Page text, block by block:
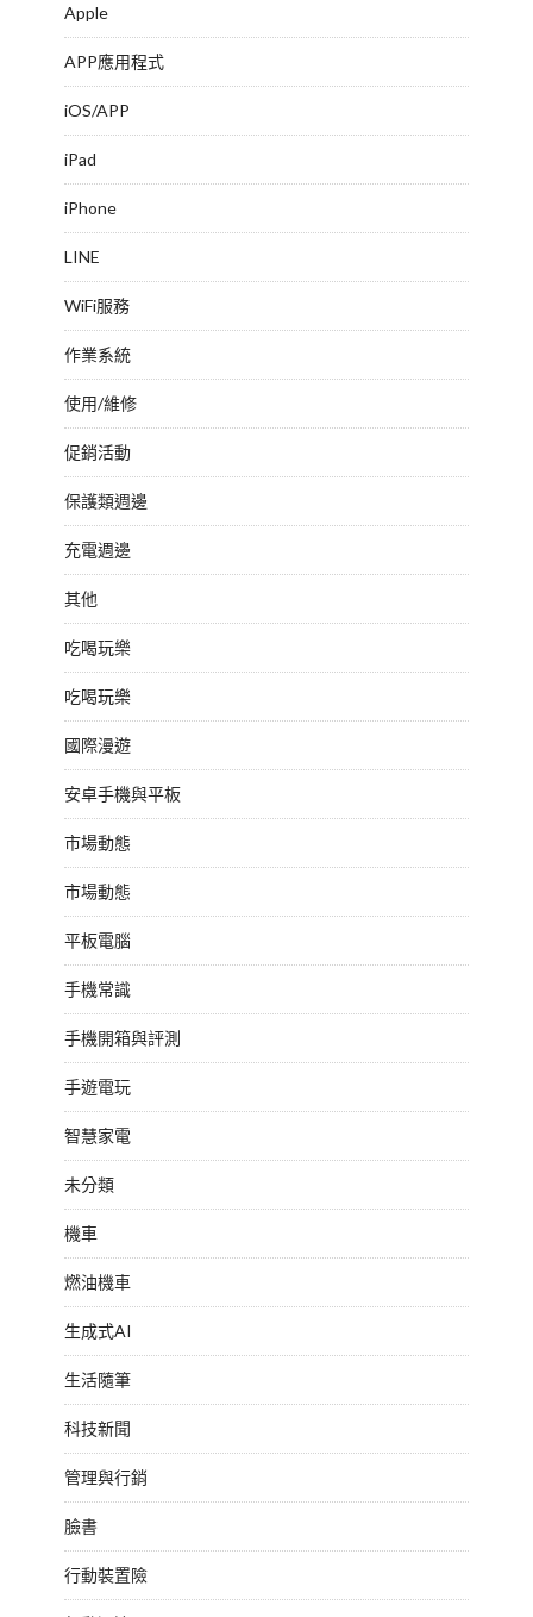
Apple
APP應用程式
iOS/APP
iPad
iPhone
LINE
WiFi服務
作業系統
使用/維修
促銷活動
保護類週邊
充電週邊
其他
吃喝玩樂
吃喝玩樂
國際漫遊
安卓手機與平板
市場動態
市場動態
平板電腦
手機常識
手機開箱與評測
手遊電玩
智慧家電
未分類
機車
燃油機車
生成式AI
生活隨筆
科技新聞
管理與行銷
臉書
行動裝置險